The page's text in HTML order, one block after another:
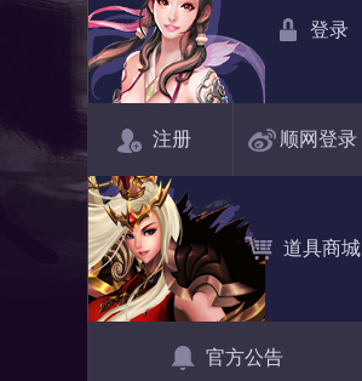
登录
注册 顺网登录
道具商城
官方公告